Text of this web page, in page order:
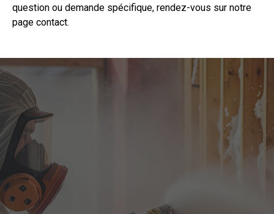
question ou demande spécifique, rendez-vous sur notre
page contact.